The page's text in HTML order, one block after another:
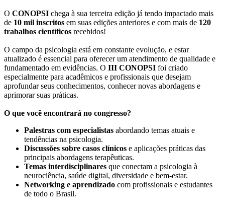
O CONOPSI chega à sua terceira edição já tendo impactado mais
de 10 mil inscritos em suas edições anteriores e com mais de 120
trabalhos científicos recebidos!
O campo da psicologia está em constante evolução, e estar
atualizado é essencial para oferecer um atendimento de qualidade e
fundamentado em evidências. O III CONOPSI foi criado
especialmente para acadêmicos e profissionais que desejam
aprofundar seus conhecimentos, conhecer novas abordagens e
aprimorar suas práticas.
O que você encontrará no congresso?
Palestras com especialistas abordando temas atuais e
tendências na psicologia.
Discussões sobre casos clínicos e aplicações práticas das
principais abordagens terapêuticas.
Temas interdisciplinares que conectam a psicologia à
neurociência, saúde digital, diversidade e bem-estar.
Networking e aprendizado com profissionais e estudantes
de todo o Brasil.